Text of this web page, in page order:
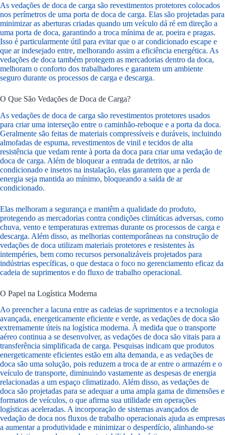
As vedações de doca de carga são revestimentos protetores colocados
nos perímetros de uma porta de doca de carga. Elas são projetadas para
minimizar as aberturas criadas quando um veículo dá ré em direção a
uma porta de doca, garantindo a troca mínima de ar, poeira e pragas.
Isso é particularmente útil para evitar que o ar condicionado escape e
que ar indesejado entre, melhorando assim a eficiência energética. As
vedações de doca também protegem as mercadorias dentro da doca,
melhoram o conforto dos trabalhadores e garantem um ambiente
seguro durante os processos de carga e descarga.
O Que São Vedações de Doca de Carga?
As vedações de doca de carga são revestimentos protetores usados
para criar uma interseção entre o caminhão-reboque e a porta da doca.
Geralmente são feitas de materiais compressíveis e duráveis, incluindo
almofadas de espuma, revestimentos de vinil e tecidos de alta
resistência que vedam rente à porta da doca para criar uma vedação de
doca de carga. Além de bloquear a entrada de detritos, ar não
condicionado e insetos na instalação, elas garantem que a perda de
energia seja mantida ao mínimo, bloqueando a saída de ar
condicionado.
Elas melhoram a segurança e mantêm a qualidade do produto,
protegendo as mercadorias contra condições climáticas adversas, como
chuva, vento e temperaturas extremas durante os processos de carga e
descarga. Além disso, as melhorias contemporâneas na construção de
vedações de doca utilizam materiais protetores e resistentes às
intempéries, bem como recursos personalizáveis projetados para
indústrias específicas, o que destaca o foco no gerenciamento eficaz da
cadeia de suprimentos e do fluxo de trabalho operacional.
O Papel na Logística Moderna
Ao preencher a lacuna entre as cadeias de suprimentos e a tecnologia
avançada, energeticamente eficiente e verde, as vedações de doca são
extremamente úteis na logística moderna. À medida que o transporte
aéreo continua a se desenvolver, as vedações de doca são vitais para a
transferência simplificada de carga. Pesquisas indicam que produtos
energeticamente eficientes estão em alta demanda, e as vedações de
doca são uma solução, pois reduzem a troca de ar entre o armazém e o
veículo de transporte, diminuindo vastamente as despesas de energia
relacionadas a um espaço climatizado. Além disso, as vedações de
doca são projetadas para se adequar a uma ampla gama de dimensões e
formatos de veículos, o que afirma sua utilidade em operações
logísticas aceleradas. A incorporação de sistemas avançados de
vedação de doca nos fluxos de trabalho operacionais ajuda as empresas
a aumentar a produtividade e minimizar o desperdício, alinhando-se